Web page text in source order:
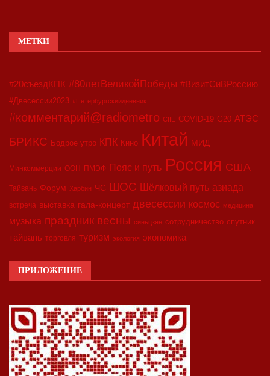
МЕТКИ
#20съездКПК #80летВеликойПобеды #ВизитСиВРоссию
#Двесессии2023 #Петербургскийдневник
#комментарий@radiometro CIIE COVID-19 G20 АТЭС
БРИКС Бодрое утро КПК Кино Китай МИД
Минкоммерции ООН ПМЭФ Пояс и путь Россия США
Тайвань Форум Харбин ЧС ШОС Шёлковый путь азиада
встреча выставка гала-концерт двесессии космос медицина
музыка праздник весны синьцзян сотрудничество спутник
тайвань торговля туризм экология экономика
ПРИЛОЖЕНИЕ